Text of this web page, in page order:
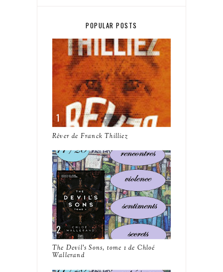
POPULAR POSTS
Rêver de Franck Thilliez
The Devil's Sons, tome 1 de Chloé
Wallerand